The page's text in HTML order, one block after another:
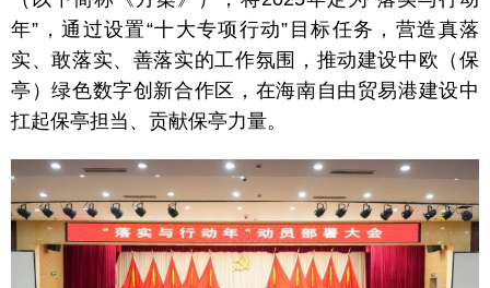
年”，通过设置“十大专项行动”目标任务，营造真落
实、敢落实、善落实的工作氛围，推动建设中欧（保
亭）绿色数字创新合作区，在海南自由贸易港建设中
扛起保亭担当、贡献保亭力量。